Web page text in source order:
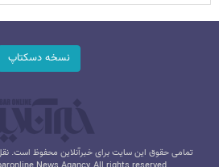
نسخه دسکتاپ
تمامی حقوق این سایت برای خبرآنلاین محفوظ است.